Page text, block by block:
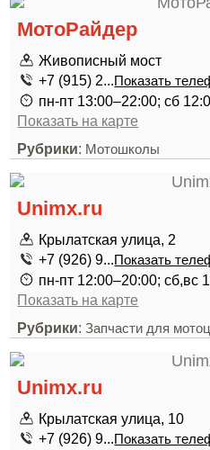
МотоРайдер
Живописный мост
+7 (915) 2...Показать
пн-пт 13:00–22:00; сб
Показать на карте
Рубрики: Мотошколы
Unimx.ru
Крылатская улица, 2
+7 (926) 9...Показать
пн-пт 12:00–20:00; сб,вс
Показать на карте
Рубрики:Запчасти для
Unimx.ru
Крылатская улица, 10
+7 (926) 9...Показать